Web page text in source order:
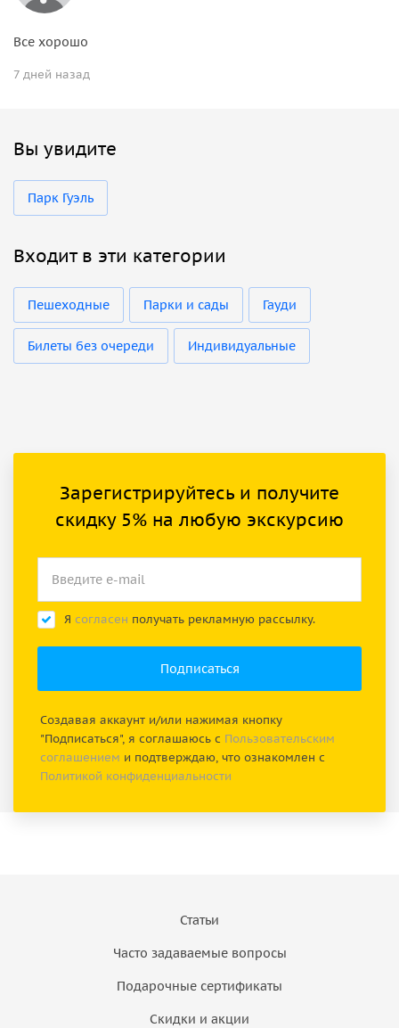
Все хорошо
7 дней назад
Вы увидите
Парк Гуэль
Входит в эти категории
Пешеходные Парки и сады Гауди
Билеты без очереди Индивидуальные
Зарегистрируйтесь и получите
скидку 5% на любую экскурсию
Я согласен получать рекламную рассылку.
Создавая аккаунт и/или нажимая кнопку
"Подписаться", я соглашаюсь с Пользовательским
соглашением и подтверждаю, что ознакомлен с
Политикой конфиденциальности
Статьи
Часто задаваемые вопросы
Подарочные сертификаты
Скидки и акции